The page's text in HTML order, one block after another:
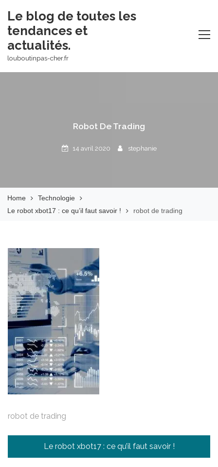
content
Le blog de toutes les
tendances et
actualités.
louboutinpas-cher.fr
Robot De Trading
14 avril 2020 stephanie
Home
Technologie
Le robot xbot17 : ce qu’il faut savoir !
robot de trading
robot de trading
Navigation
de
Le robot xbot17 : ce qu’il faut savoir !